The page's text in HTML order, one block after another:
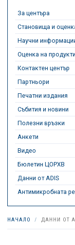
За центъра
Становища и
Научни
Оценка на
Контактен център
Партньори
Печатни издания
Събития и новини
Полезни връзки
Анкети
Видео
Бюлетин ЦОРХВ
Данни от ADIS
Антимикробната
НАЧАЛО ДАННИ ОТ